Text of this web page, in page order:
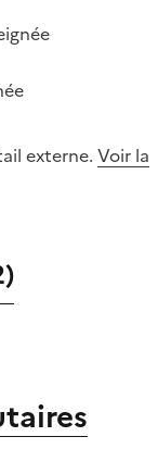
externe. Voir la
)